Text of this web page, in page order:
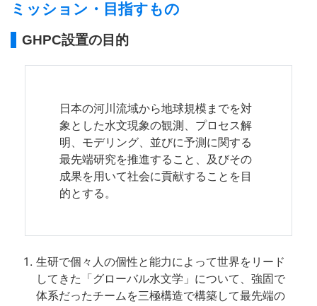
ミッション・目指すもの
GHPC設置の目的
日本の河川流域から地球規模までを対
象とした水文現象の観測、プロセス解
明、モデリング、並びに予測に関する
最先端研究を推進すること、及びその
成果を用いて社会に貢献することを目
的とする。
生研で個々人の個性と能力によって世界をリード
してきた「グローバル水文学」について、強固で
体系だったチームを三極構造で構築して最先端の